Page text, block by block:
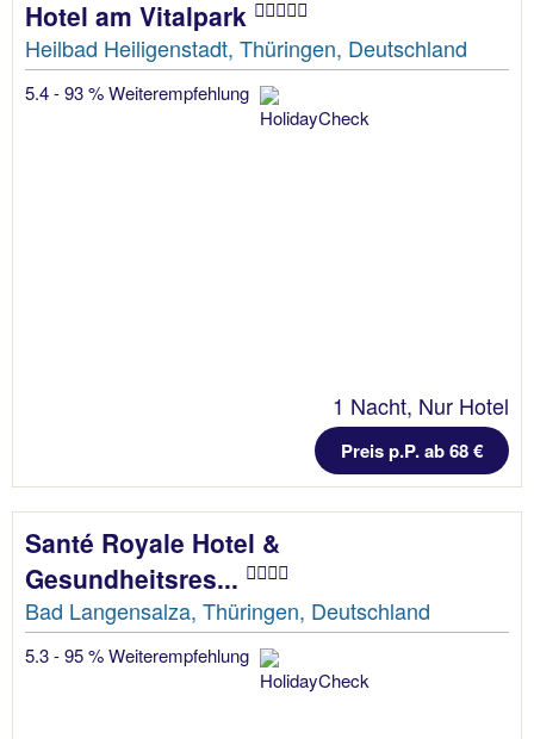
Hotel am Vitalpark
Heilbad Heiligenstadt, Thüringen, Deutschland
5.4 - 93 % Weiterempfehlung
1 Nacht, Nur Hotel
Preis p.P. ab 68 €
Santé Royale Hotel &
Gesundheitsres...
Bad Langensalza, Thüringen, Deutschland
5.3 - 95 % Weiterempfehlung